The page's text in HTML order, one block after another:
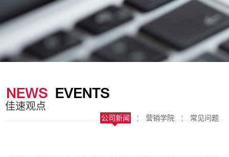
服
案
站
圈
子
关
佳速观点
公司新闻 ¦ 营销学院 ¦ 常见问题